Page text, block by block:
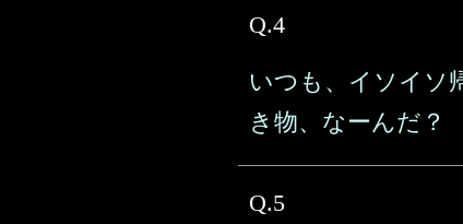
Q.4
いつも、イソイソ
き物、なーんだ？
Q.5